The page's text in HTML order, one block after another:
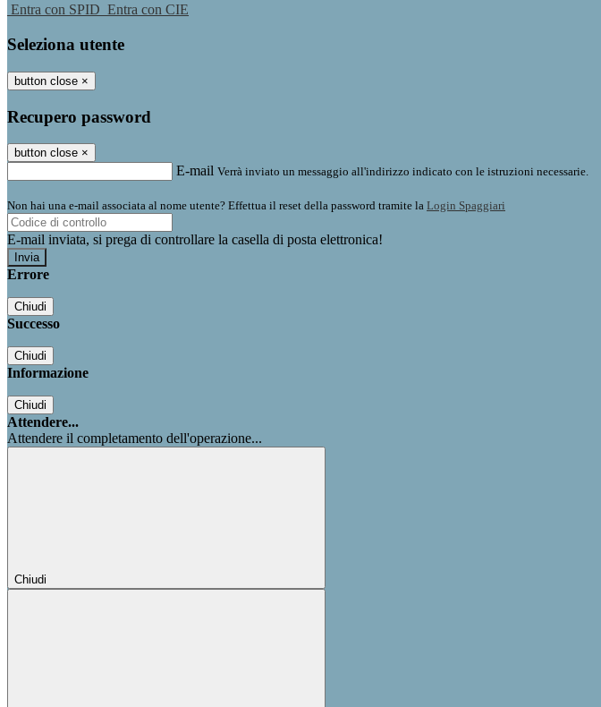
Entra con SPID Entra con CIE
Seleziona utente
button close ×
Recupero password
button close ×
E-mail Verrà inviato un messaggio all'indirizzo indicato con le istruzioni necessarie.
Non hai una e-mail associata al nome utente? Effettua il reset della password tramite la Login Spaggiari
E-mail inviata, si prega di controllare la casella di posta elettronica!
Errore
Chiudi
Successo
Chiudi
Informazione
Chiudi
Attendere...
Attendere il completamento dell'operazione...
Chiudi